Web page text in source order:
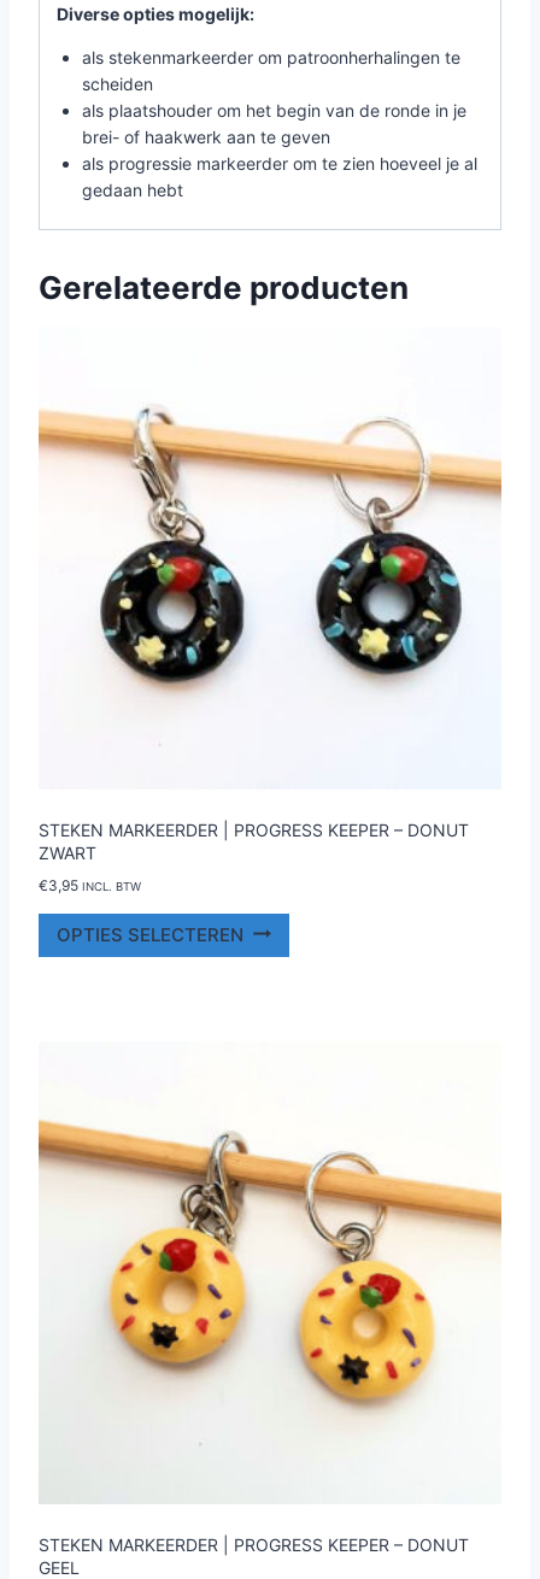
Diverse opties mogelijk:
als stekenmarkeerder om patroonherhalingen te
scheiden
als plaatshouder om het begin van de ronde in je
brei- of haakwerk aan te geven
als progressie markeerder om te zien hoeveel je al
gedaan hebt
Gerelateerde producten
STEKEN MARKEERDER | PROGRESS KEEPER – DONUT
ZWART
€3,95 INCL. BTW
OPTIES SELECTEREN
worden
op
de
productpagina
STEKEN MARKEERDER | PROGRESS KEEPER – DONUT
GEEL